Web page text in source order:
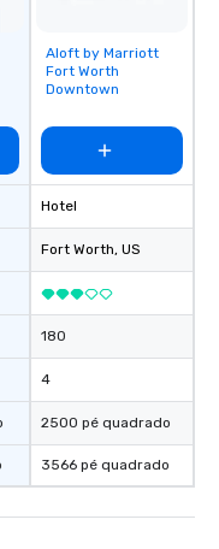
Removed from
favorites
Aloft by Marriott
Fort Worth
Downtown
Hotel
Fort Worth, US
180
4
2500 pé quadrado
3566 pé quadrado